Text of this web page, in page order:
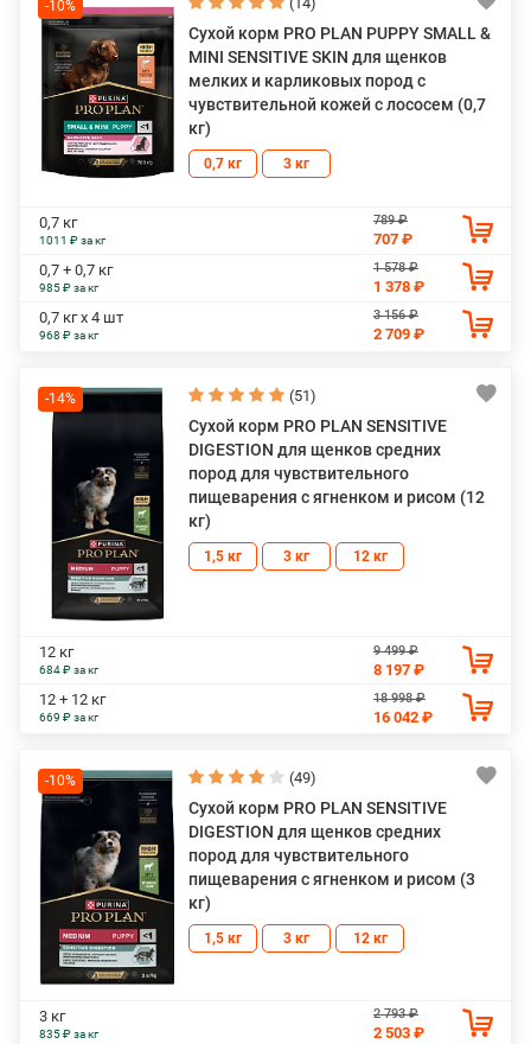
-10%
Сухой корм PRO PLAN PUPPY SMALL &
MINI SENSITIVE SKIN для щенков
мелких и карликовых пород с
чувствительной кожей с лососем (0,7
кг)
0,7 кг 3 кг
0,7 кг
1011 ₽ за кг
789 ₽
707 ₽
0,7 + 0,7 кг
985 ₽ за кг
1 578 ₽
1 378 ₽
0,7 кг х 4 шт
968 ₽ за кг
3 156 ₽
2 709 ₽
-14% (51)
Сухой корм PRO PLAN SENSITIVE
DIGESTION для щенков средних
пород для чувствительного
пищеварения с ягненком и рисом (12
кг)
1,5 кг 3 кг 12 кг
12 кг
684 ₽ за кг
9 499 ₽
8 197 ₽
12 + 12 кг
669 ₽ за кг
18 998 ₽
16 042 ₽
-10% (49)
Сухой корм PRO PLAN SENSITIVE
DIGESTION для щенков средних
пород для чувствительного
пищеварения с ягненком и рисом (3
кг)
1,5 кг 3 кг 12 кг
3 кг
835 ₽ за кг
2 793 ₽
2 503 ₽